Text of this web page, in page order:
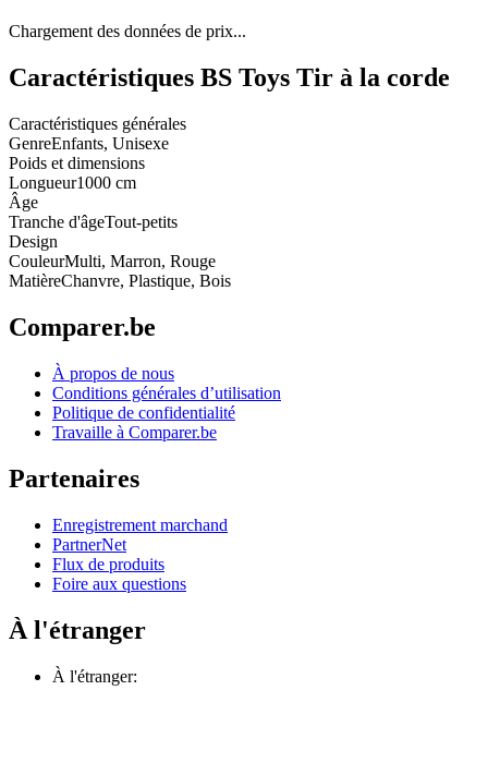
Chargement des données de prix...
Caractéristiques BS Toys Tir à la corde
Caractéristiques générales
GenreEnfants, Unisexe
Poids et dimensions
Longueur1000 cm
Âge
Tranche d'âgeTout-petits
Design
CouleurMulti, Marron, Rouge
MatièreChanvre, Plastique, Bois
Comparer.be
À propos de nous
Conditions générales d’utilisation
Politique de confidentialité
Travaille à Comparer.be
Partenaires
Enregistrement marchand
PartnerNet
Flux de produits
Foire aux questions
À l'étranger
À l'étranger: